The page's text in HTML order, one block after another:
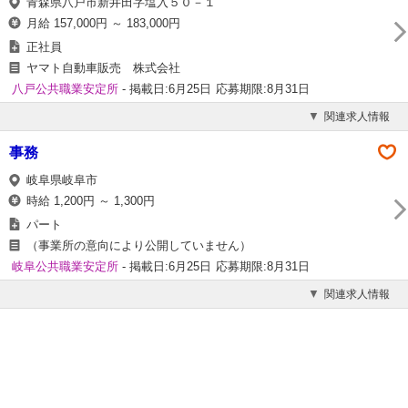
月給 157,000円 ～ 183,000円
正社員
ヤマト自動車販売 株式会社
八戸公共職業安定所 - 掲載日:6月25日 応募期限:8月31日
関連求人情報
事務
岐阜県岐阜市
時給 1,200円 ～ 1,300円
パート
（事業所の意向により公開していません）
岐阜公共職業安定所 - 掲載日:6月25日 応募期限:8月31日
関連求人情報